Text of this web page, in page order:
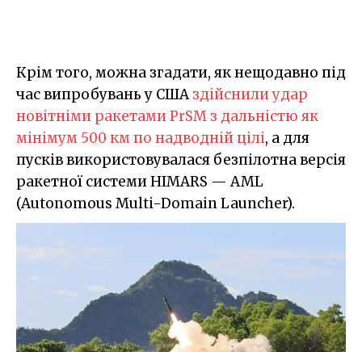
Крім того, можна згадати, як нещодавно під
час випробувань у СШАздійснили удар
новітніми ракетами PrSM з дальністю як
мінімум 500 км по надводній цілі, а для
пусків використовувалася безпілотна версія
ракетної системи HIMARS — AML
(Autonomous Multi-Domain Launcher).